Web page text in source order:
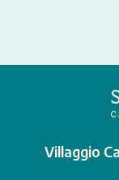
Villaggio